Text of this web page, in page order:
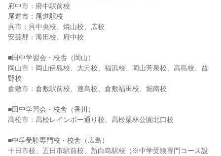
府中市：府中駅前校
尾道市：尾道駅校
呉市：呉中央校、焼山校、広校
安芸郡：海田校、府中校
■田中学習会・校舎（岡山）
岡山市：岡山伊島校、大元校、福浜校、岡山芳泉校、高島校、益
野校
倉敷市：倉敷駅前校、連島校、倉敷福田校、堀南校
■田中学習会・校舎（香川）
高松市：高松レインボー通り校、高松栗林公園北口校
■中学受験専門校・校舎（広島）
十日市校、五日市駅前校、新白島駅校（※中学受験専門コース設